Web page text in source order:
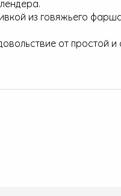
из говяжьего
от простой